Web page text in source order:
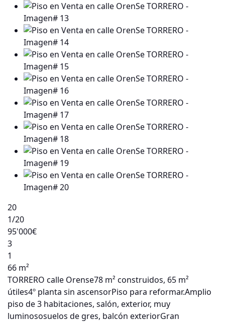
20
1/20
95'000€
3
1
66 m²
TORRERO calle Orense78 m² construidos, 65 m²
útiles4º planta sin ascensorPiso para reformar.Amplio
piso de 3 habitaciones, salón, exterior, muy
luminososuelos de gres, balcón exteriorGran